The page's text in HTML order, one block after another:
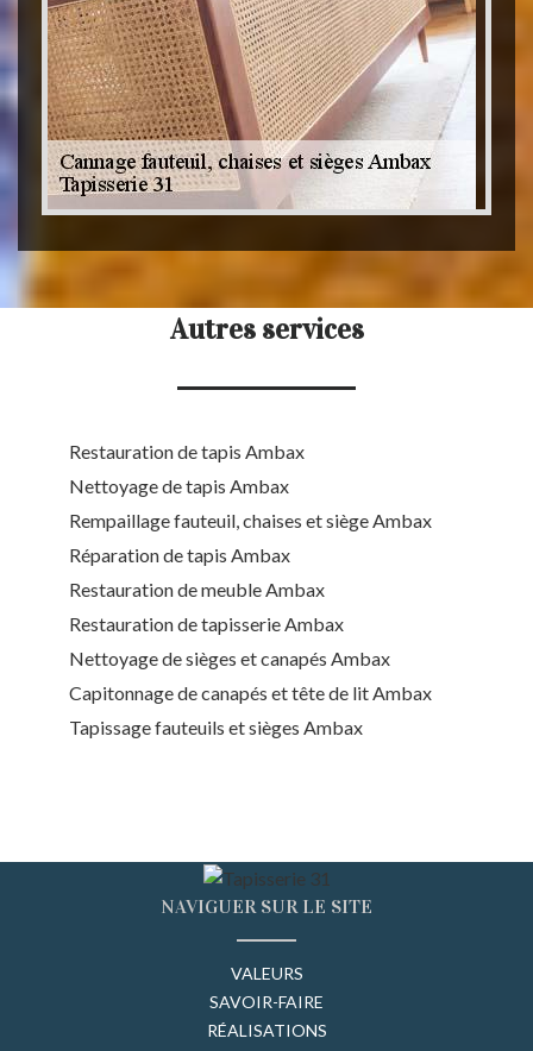
Autres services
Restauration de tapis Ambax
Nettoyage de tapis Ambax
Rempaillage fauteuil, chaises et siège Ambax
Réparation de tapis Ambax
Restauration de meuble Ambax
Restauration de tapisserie Ambax
Nettoyage de sièges et canapés Ambax
Capitonnage de canapés et tête de lit Ambax
Tapissage fauteuils et sièges Ambax
NAVIGUER SUR LE SITE
VALEURS
SAVOIR-FAIRE
RÉALISATIONS